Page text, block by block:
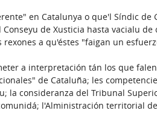
en Catalunya o que'l Síndic de
de Xusticia hasta vacialu
a qu'éstes "faigan un
a interpretación tán los que
de Cataluña; les
la consideranza del Tribunal
l'Alministración territorial